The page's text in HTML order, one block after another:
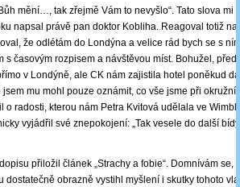
mění…, tak zřejmě Vám to nevyšlo“. Tato slova mi
napsal právě pan doktor Kobliha. Reagoval totiž
že odlétám do Londýna a velice rád bych se s
s časovým rozpisem a návštěvou míst. Bohužel,
v Londýně, ale CK nám zajistila hotel poněkud
mu mohl pouze oznámit, co vše jsme při okružní
o radosti, kterou nám Petra Kvitová udělala ve
vyjádřil své znepokojení: „Tak vesele do další
přiložil článek „Strachy a fobie“. Domnívám se,
dostatečně obrazně vystihl myšlení i skutky tohoto